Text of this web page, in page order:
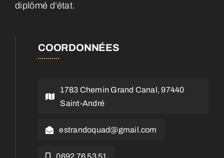
diplômé d’état.
COORDONNÉES
1783 Chemin Grand Canal, 97440
Saint-André
estrandoquad@gmail.com